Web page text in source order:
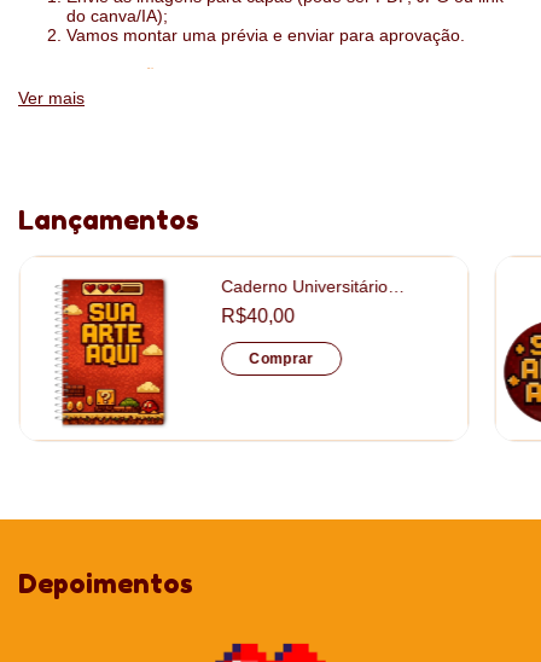
do canva/IA);
Vamos montar uma prévia e enviar para aprovação.
impressão das folhas interiores com a sua logo
Capa: papel fotográfico 130gr + papelão 15mm
Acabamento: laminação fosca
Descontos Progressivos
que você atinge as quantidades abaixo:
A partir de 51 unidades:
Ver mais
Lançamentos
Caderno Universitário
Personalizado tamanho
20x28cm
R$40,00
Comprar
Depoimentos